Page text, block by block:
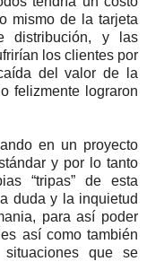
mismo de la tarjeta
distribución, y las
los clientes por
del valor de la
felizmente lograron
en un proyecto
y por lo tanto
“tripas” de esta
duda y la inquietud
para así poder
así como también
que se